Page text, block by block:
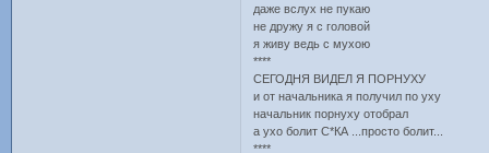
даже вслух не пукаю
не дружу я с головой
я живу ведь с мухою
****
СЕГОДНЯ ВИДЕЛ Я ПОРНУХУ
и от начальника я получил по уху
начальник порнуху отобрал
а ухо болит С*КА ...просто болит...
****